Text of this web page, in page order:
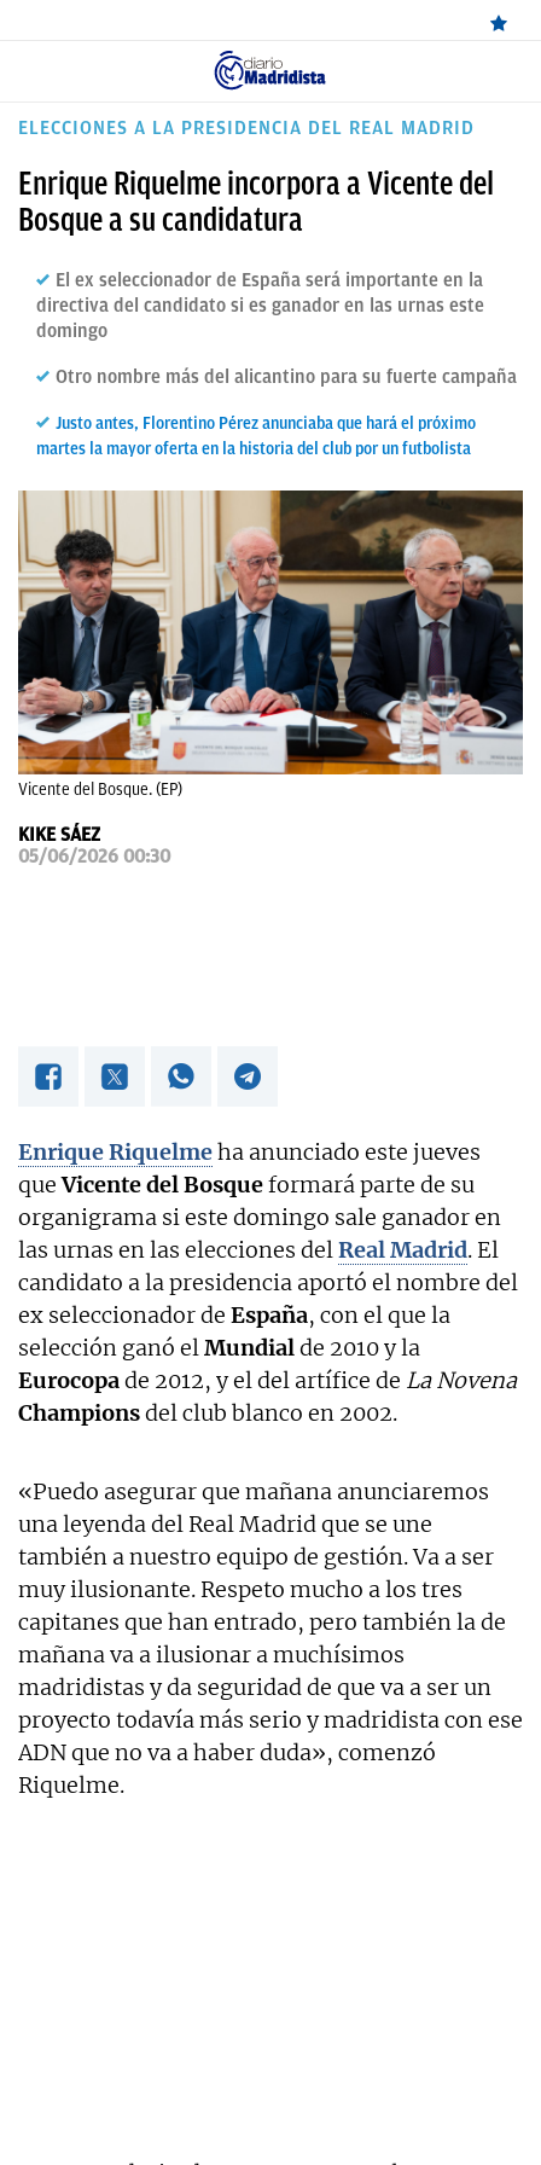
ÚLTIMAS
REAL
BALONCESTO
CANTERA
DIRECTO
PAPARAZZI
OKDIARIO
ELECCIONES A LA PRESIDENCIA DEL REAL MADRID
Enrique Riquelme incorpora a Vicente del
Bosque a su candidatura
El ex seleccionador de España será importante en la
directiva del candidato si es ganador en las urnas este
domingo
Otro nombre más del alicantino para su fuerte campaña
Justo antes, Florentino Pérez anunciaba que hará el próximo
martes la mayor oferta en la historia del club por un futbolista
Vicente del Bosque. (EP)
KIKE SÁEZ
05/06/2026 00:30
Enrique Riquelmeha anunciado este jueves
queVicente delBosqueformará parte de su
organigrama si este domingo sale ganador en
las urnas en las elecciones delReal Madrid. El
candidato a la presidencia aportó el nombre del
ex seleccionador de España, con el que la
selección ganó elMundialde 2010 y la
Eurocopade 2012, y el del artífice de La Novena
Championsdel club blanco en 2002.
«Puedo asegurar que mañana anunciaremos
una leyenda del Real Madrid que se une
también a nuestro equipo de gestión. Va a ser
muy ilusionante. Respeto mucho a los tres
capitanes que han entrado, pero también la de
mañana va a ilusionar a muchísimos
madridistas y da seguridad de que va a ser un
proyecto todavía más serio y madridista con ese
ADN que no va a haber duda», comenzó
Riquelme.